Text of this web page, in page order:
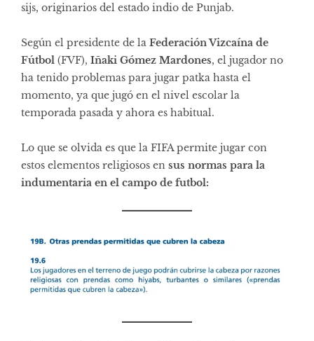
sijs, originarios del estado indio de Punjab.
Según el presidente de la Federación Vizcaína de
Fútbol (FVF), Iñaki Gómez Mardones, el jugador no
ha tenido problemas para jugar patka hasta el
momento, ya que jugó en el nivel escolar la
temporada pasada y ahora es habitual.
Lo que se olvida es que la FIFA permite jugar con
estos elementos religiosos en sus normas para la
indumentaria en el campo de futbol: